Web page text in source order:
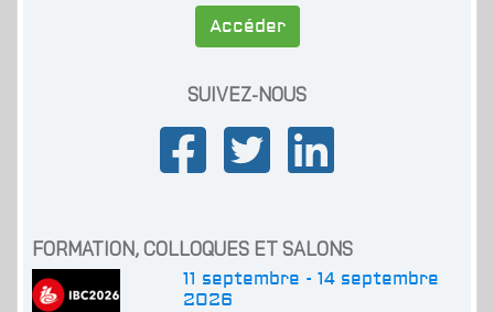
Accéder
SUIVEZ-NOUS
FORMATION, COLLOQUES ET SALONS
11 septembre - 14 septembre
2026